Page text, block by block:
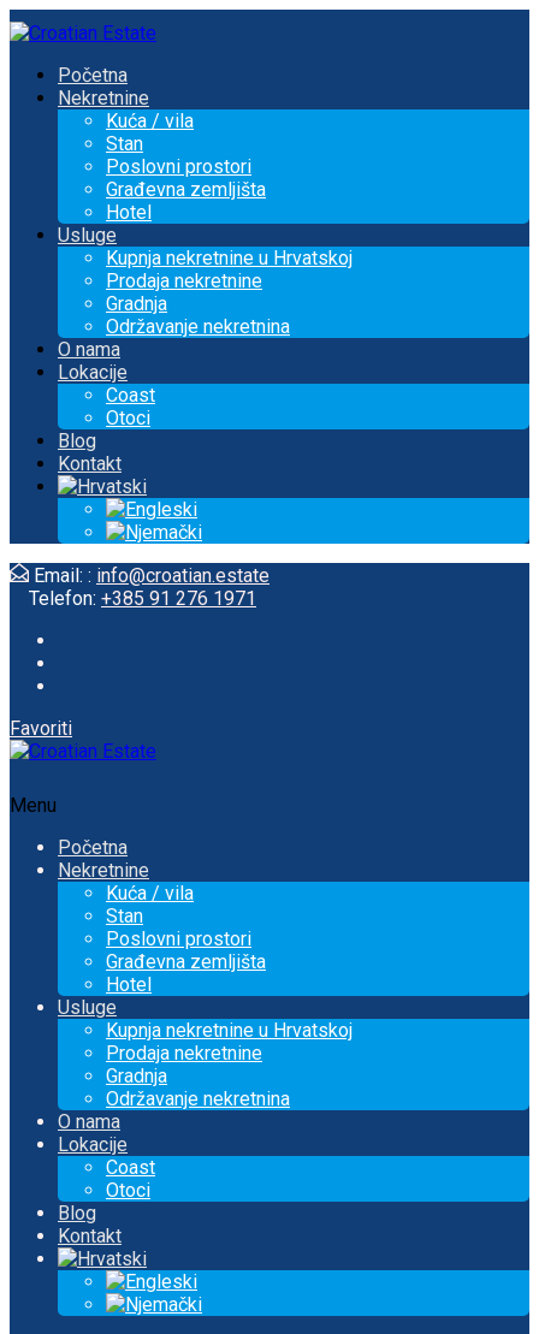
Početna
Nekretnine
Kuća / vila
Stan
Poslovni prostori
Građevna zemljišta
Hotel
Usluge
Kupnja nekretnine u Hrvatskoj
Prodaja nekretnine
Gradnja
Održavanje nekretnina
O nama
Lokacije
Coast
Otoci
Blog
Kontakt
Email: : info@croatian.estate
Telefon: +385 91 276 1971
Favoriti
Menu
Početna
Nekretnine
Kuća / vila
Stan
Poslovni prostori
Građevna zemljišta
Hotel
Usluge
Kupnja nekretnine u Hrvatskoj
Prodaja nekretnine
Gradnja
Održavanje nekretnina
O nama
Lokacije
Coast
Otoci
Blog
Kontakt